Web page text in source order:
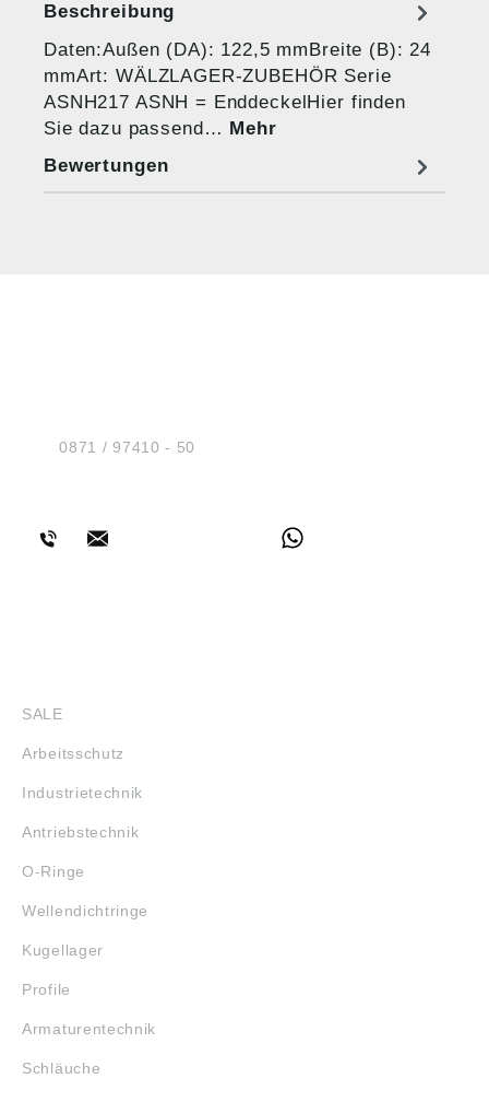
Beschreibung
Daten:Außen (DA): 122,5 mmBreite (B): 24
mmArt: WÄLZLAGER-ZUBEHÖR Serie
ASNH217 ASNH = EnddeckelHier finden
Sie dazu passend… Mehr
Bewertungen
Tel.:0871 / 97410 - 50
SALE
Arbeitsschutz
Industrietechnik
Antriebstechnik
O-Ringe
Wellendichtringe
Kugellager
Profile
Armaturentechnik
Schläuche